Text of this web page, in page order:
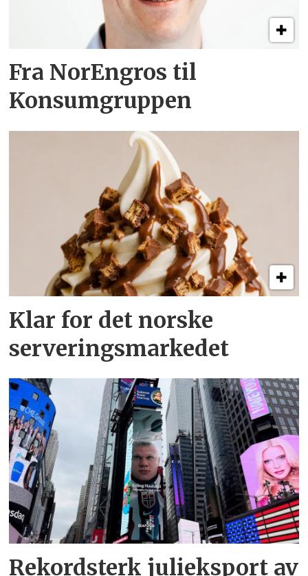
Fra NorEngros til
Konsumgruppen
Klar for det norske
serveringsmarkedet
Rekordsterk julieksport av